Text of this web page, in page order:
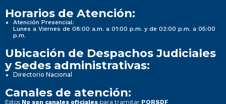
Horarios de Atención:
Atención Presencial:
Lunes a Viernes de 08:00 a.m. a 01:00 p.m. y de 02:00 p.m. a 05:00
p.m.
Ubicación de Despachos Judiciales
y Sedes administrativas:
Directorio Nacional
Canales de atención:
Estos No son canales oficiales para tramitar PQRSDF